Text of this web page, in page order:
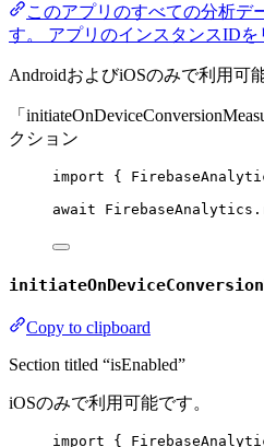
このアプリのすべての分析デ
す。 アプリのインスタンスIDを
AndroidおよびiOSのみで利用可
「
クション
import {
await FirebaseAnalytics.
Copy to clipboard
Section titled “isEnabled”
iOSのみで利用可能です。
import {